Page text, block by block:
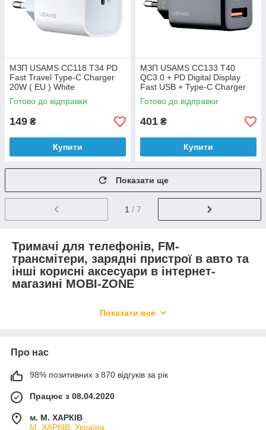
МЗП USAMS CC118 T34 PD
Fast Travel Type-C Charger
20W ( EU ) White
Готово до відправки
149 ₴
Купити
МЗП USAMS CC133 T40
QC3.0 + PD Digital Display
Fast USB + Type-C Charger
20W ( EU ) Black
Готово до відправки
401 ₴
Купити
Показати ще
1 / 7
Тримачі для телефонів, FM-
трансмітери, зарядні пристрої в авто та
інші корисні аксесуари в інтернет-
магазині MOBI-ZONE
зручного пересування, а й надійний помічник. Щоденні
зручними та корисними аксесуарами. Різноманітні зарядні
дозволять зробити процес кермування приємним та
максимально безпечним як для водія, так і для пасажирів.
Які автотовари можна купити у MOBI-ZONE
У каталозі інтернет-магазину MOBI-ZONE представлені
Показати все
Про нас
98% позитивних з 870 відгуків за рік
Працює з 08.04.2020
м. М. ХАРКІВ
М. ХАРКІВ, Україна